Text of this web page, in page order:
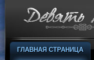
ГЛАВНАЯ СТРАНИЦА